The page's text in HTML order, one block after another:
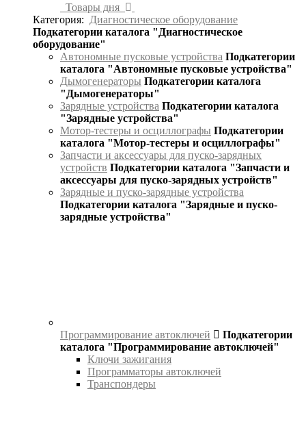
Товары дня
Категория:
Диагностическое оборудование
Подкатегории каталога "Диагностическое
оборудование"
Автономные пусковые устройства Подкатегории
каталога "Автономные пусковые устройства"
Дымогенераторы Подкатегории каталога
"Дымогенераторы"
Зарядные устройства Подкатегории каталога
"Зарядные устройства"
Мотор-тестеры и осциллографы Подкатегории
каталога "Мотор-тестеры и осциллографы"
Запчасти и аксессуары для пуско-зарядных
устройств Подкатегории каталога "Запчасти и
аксессуары для пуско-зарядных устройств"
Зарядные и пуско-зарядные устройства
Подкатегории каталога "Зарядные и пуско-
зарядные устройства"
Программирование автоключей
Подкатегории
каталога "Программирование автоключей"
Ключи зажигания
Программаторы автоключей
Транспондеры